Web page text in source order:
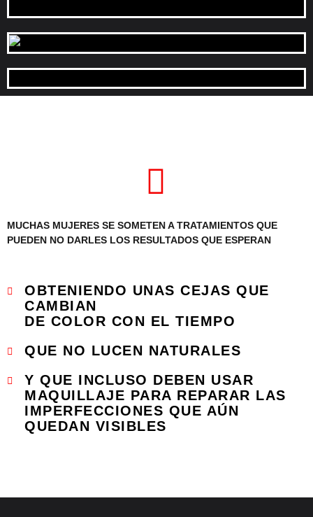
MUCHAS MUJERES SE SOMETEN A TRATAMIENTOS QUE
PUEDEN NO DARLES LOS RESULTADOS QUE ESPERAN
OBTENIENDO UNAS CEJAS QUE
CAMBIAN
DE COLOR CON EL TIEMPO
QUE NO LUCEN NATURALES
Y QUE INCLUSO DEBEN USAR
MAQUILLAJE PARA REPARAR LAS
IMPERFECCIONES QUE AÚN
QUEDAN VISIBLES